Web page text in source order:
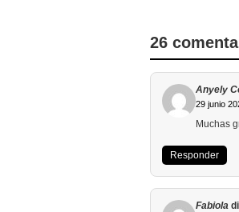
26
Anyely
29 junio
Muchas
Responder
Fabiola